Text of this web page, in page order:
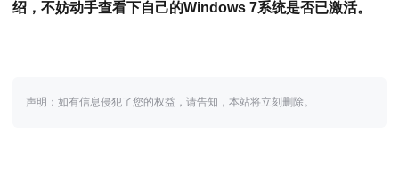
绍，不妨动手查看下自己的Windows 7系统是否已激活。
声明：如有信息侵犯了您的权益，请告知，本站将立刻删除。